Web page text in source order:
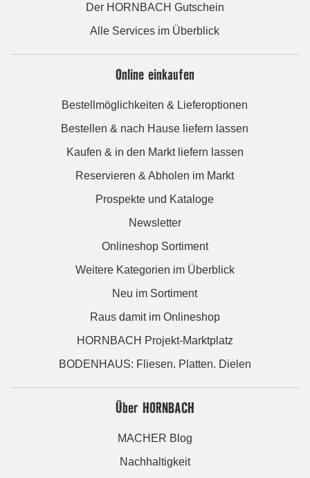
Der HORNBACH Gutschein
Alle Services im Überblick
Online einkaufen
Bestellmöglichkeiten & Lieferoptionen
Bestellen & nach Hause liefern lassen
Kaufen & in den Markt liefern lassen
Reservieren & Abholen im Markt
Prospekte und Kataloge
Newsletter
Onlineshop Sortiment
Weitere Kategorien im Überblick
Neu im Sortiment
Raus damit im Onlineshop
HORNBACH Projekt-Marktplatz
BODENHAUS: Fliesen. Platten. Dielen
Über HORNBACH
MACHER Blog
Nachhaltigkeit